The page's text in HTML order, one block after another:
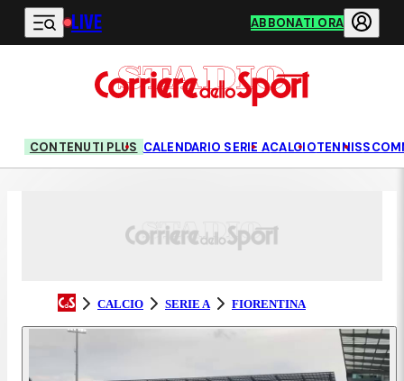
Vai al contenuto principale
LIVE ABBONATI ORA
CONTENUTI PLUS CALENDARIO SERIE ACALCIOTENNIS
CALCIO SERIE A FIORENTINA